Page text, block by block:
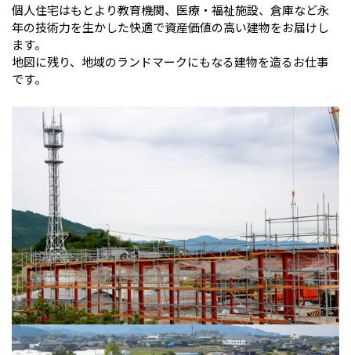
個人住宅はもとより教育機関、医療・福祉施設、倉庫など永
年の技術力を生かした快適で資産価値の高い建物をお届けし
ます。
地図に残り、地域のランドマークにもなる建物を造るお仕事
です。